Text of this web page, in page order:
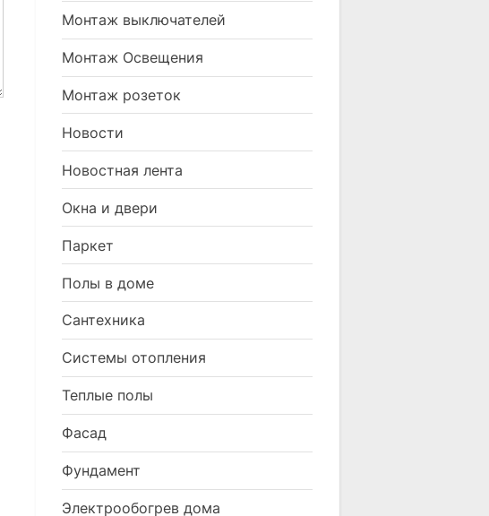
Монтаж выключателей
Монтаж Освещения
Монтаж розеток
Новости
Новостная лента
Окна и двери
Паркет
Полы в доме
Сантехника
Системы отопления
Теплые полы
Фасад
Фундамент
Электрообогрев дома